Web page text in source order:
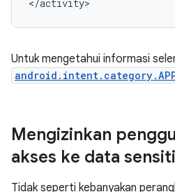
Untuk mengetahui informasi
Mengizinkan
akses ke data
Tidak seperti kebanyakan